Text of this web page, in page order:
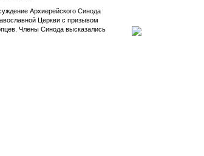
Архиерейского Синода
Церкви с призывом
Члены Синода высказались